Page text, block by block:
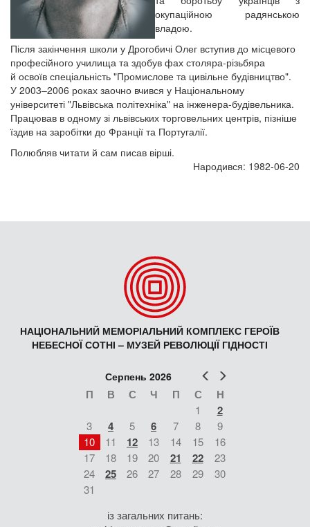
окупаційною радянською
владою.
Після закінчення школи у Дрогобичі Олег вступив до місцевого
професійного училища та здобув фах столяра-різьбяра
й освоїв спеціальність "Промислове та цивільне будівництво".
У 2003–2006 роках заочно вчився у Національному
університеті "Львівська політехніка" на інженера-будівельника.
Працював в одному зі львівських торговельних центрів, пізніше
їздив на заробітки до Франції та Португалії.
Полюбляв читати й сам писав вірші.
Народився: 1982-06-20
НАЦІОНАЛЬНИЙ МЕМОРІАЛЬНИЙ КОМПЛЕКС ГЕРОЇВ
НЕБЕСНОЇ СОТНІ – МУЗЕЙ РЕВОЛЮЦІЇ ГІДНОСТІ
Попер
Серпень 2026
П В С Ч П С Н
1 2
3 4 5 6 7 8
9
10
11 12 13 14 15
16
17
18 19 20 21 22
23
24
25 26 27 28 29
30
31
із загальних питань: